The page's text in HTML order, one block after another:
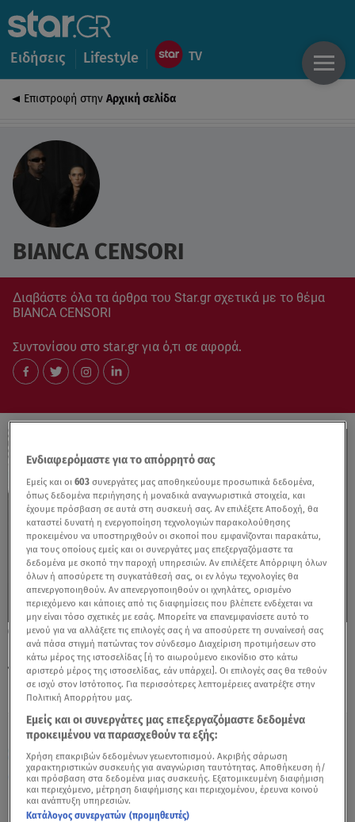
Ειδήσεις Lifestyle
Επιστροφή στην Αρχική σελίδα
BIANCA CENSORI
Διαβάστε όλα τα άρθρα του Star.gr σχετικά με το θέμα
BIANCA CENSORI
Συντονίσου στο star.gr για ό,τι σε αφορά.
13.02.25, 23:58
Γουέστ - Σενσόρι: Χωρίζουν 11 μέρες μετά
την εμφάνισή τους στα Grammys
Ενδιαφερόμαστε για το απόρρητό σας
Εμείς και οι603 συνεργάτες μας αποθηκεύουμε προσωπικά δεδομένα,
όπως δεδομένα περιήγησης ή μοναδικά αναγνωριστικά στοιχεία, και
έχουμε πρόσβαση σε αυτά στη συσκευή σας. Αν επιλέξετε Αποδοχή, θα
καταστεί δυνατή η ενεργοποίηση τεχνολογιών παρακολούθησης
προκειμένου να υποστηριχθούν οι σκοποί που εμφανίζονται παρακάτω,
για τους οποίους εμείς και οι συνεργάτες μας επεξεργαζόμαστε τα
δεδομένα με σκοπό την παροχή υπηρεσιών. Αν επιλέξετε Απόρριψη όλων
όλων ή αποσύρετε τη συγκατάθεσή σας, οι εν λόγω τεχνολογίες θα
απενεργοποιηθούν. Αν απενεργοποιηθούν οι ιχνηλάτες, ορισμένο
περιεχόμενο και κάποιες από τις διαφημίσεις που βλέπετε ενδέχεται να
μην είναι τόσο σχετικές με εσάς. Μπορείτε να επανεμφανίσετε αυτό το
μενού για να αλλάξετε τις επιλογές σας ή να αποσύρετε τη συναίνεσή σας
ανά πάσα στιγμή πατώντας τον σύνδεσμο Διαχείριση προτιμήσεων στο
κάτω μέρος της ιστοσελίδας [ή το αιωρούμενο εικονίδιο στο κάτω
αριστερό μέρος της ιστοσελίδας, εάν υπάρχει]. Οι επιλογές σας θα τεθούν
σε ισχύ στον Ιστότοπος. Για περισσότερες λεπτομέρειες ανατρέξτε στην
Πολιτική Απορρήτου μας.
Εμείς και οι συνεργάτες μας επεξεργαζόμαστε δεδομένα
προκειμένου να παρασχεθούν τα εξής:
Χρήση επακριβών δεδομένων γεωεντοπισμού. Ακριβής σάρωση
χαρακτηριστικών συσκευής για αναγνώριση ταυτότητας. Αποθήκευση ή/
και πρόσβαση στα δεδομένα μιας συσκευής. Εξατομικευμένη διαφήμιση
και περιεχόμενο, μέτρηση διαφήμισης και περιεχομένου, έρευνα κοινού
και ανάπτυξη υπηρεσιών.
Κατάλογος συνεργατών (προμηθευτές)